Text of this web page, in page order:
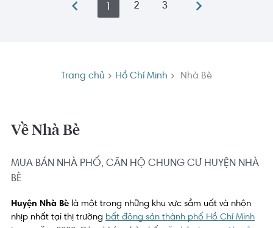
1 2 3
Trang chủ Hồ Chí Minh Nhà Bè
Về Nhà Bè
MUA BÁN NHÀ PHỐ, CĂN HỘ CHUNG CƯ HUYỆN NHÀ
BÈ
Huyện Nhà Bè là một trong những khu vực sầm uất và nhộn
nhịp nhất tại thị trường bất động sản thành phố Hồ Chí Minh